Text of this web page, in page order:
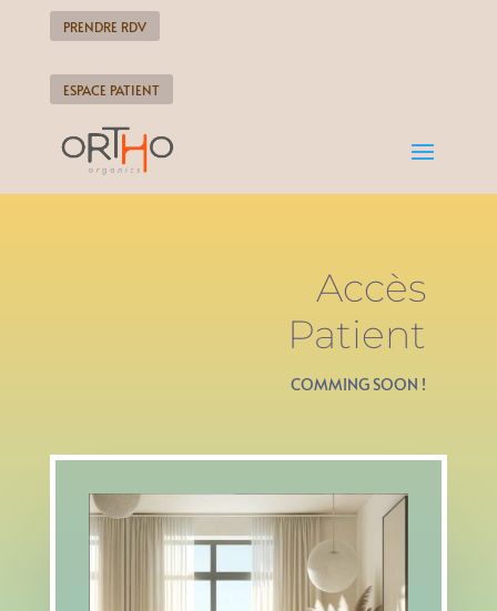
PRENDRE RDV
ESPACE PATIENT
Accès
Patient
COMMING SOON !